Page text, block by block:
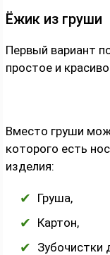
Ёжик из груши
Первый вариант
простое и
Вместо груши
которого есть
изделия:
Груша,
Картон,
Зубочистки